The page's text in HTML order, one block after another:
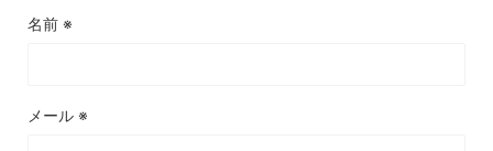
名前 ※
メール ※